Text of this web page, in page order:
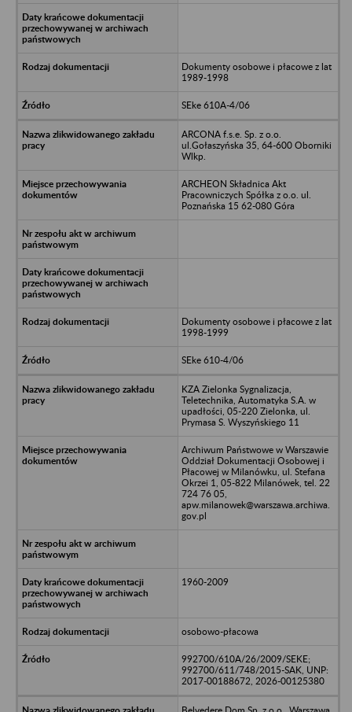
Dokumenty osobowe i płacowe z lat
1989-1998
SEke 610A-4/06
ARCONA f.s.e. Sp. z o.o.
ul.Gołaszyńska 35, 64-600 Oborniki
Wlkp.
ARCHEON Składnica Akt
Pracowniczych Spółka z o.o. ul.
Poznańska 15 62-080 Góra
Dokumenty osobowe i płacowe z lat
1998-1999
SEke 610-4/06
KZA Zielonka Sygnalizacja,
Teletechnika, Automatyka S.A. w
upadłości, 05-220 Zielonka, ul.
Prymasa S. Wyszyńskiego 11
Archiwum Państwowe w Warszawie
Oddział Dokumentacji Osobowej i
Płacowej w Milanówku, ul. Stefana
Okrzei 1, 05-822 Milanówek, tel. 22
724 76 05,
apw.milanowek@warszawa.archiwa.
gov.pl
1960-2009
osobowo-płacowa
992700/610A/26/2009/SEKE;
992700/611/748/2015-SAK, UNP:
2017-00188672, 2026-00125380